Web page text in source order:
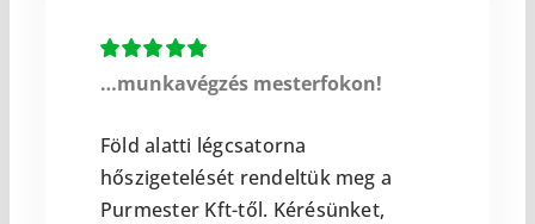
…munkavégzés mesterfokon!
Föld alatti légcsatorna
hőszigetelését rendeltük meg a
Purmester Kft-től. Kérésünket,